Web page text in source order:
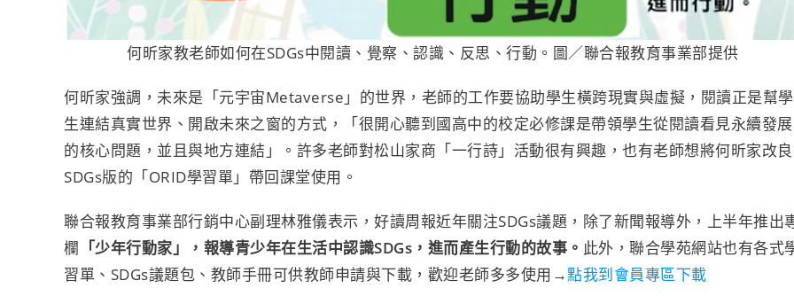
何昕家教老師如何在SDGs中閱讀、覺察、認識、反思、行動。圖／聯合報教育事業部提供
何昕家強調，未來是「元宇宙Metaverse」的世界，老師的工作要協助學生橫跨現實與虛擬，閱讀正是幫學
生連結真實世界、開啟未來之窗的方式，「很開心聽到國高中的校定必修課是帶領學生從閱讀看見永續發展
的核心問題，並且與地方連結」。許多老師對松山家商「一行詩」活動很有興趣，也有老師想將何昕家改良
SDGs版的「ORID學習單」帶回課堂使用。
聯合報教育事業部行銷中心副理林雅儀表示，好讀周報近年關注SDGs議題，除了新聞報導外，上半年推出
欄 「少年行動家」，報導青少年在生活中認識SDGs，進而產生行動的故事。 此外，聯合學苑網站也有各式
習單、SDGs議題包、教師手冊可供教師申請與下載，歡迎老師多多使用→點我到會員專區下載